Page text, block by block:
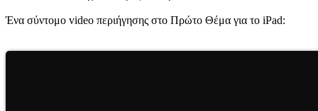
Ένα σύντομο video περιήγησης στο Πρώτο Θέμα για το iPad: